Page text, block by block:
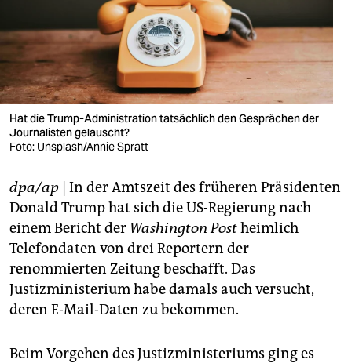
verlag
verlag
veranstaltungen
shop
fragen & hilfe
unterstützen
abo
genossenschaft
epaper login
Hat die Trump-Administration tatsächlich den Gesprächen der
Journalisten gelauscht?
Foto: Unsplash/Annie Spratt
dpa/ap | In der Amtszeit des früheren Präsidenten
Donald Trump hat sich die US-Regierung nach
einem Bericht der Washington Postheimlich
Telefondaten von drei Reportern der
renommierten Zeitung beschafft. Das
Justizministerium habe damals auch versucht,
deren E-Mail-Daten zu bekommen.
Beim Vorgehen des Justizministeriums ging es